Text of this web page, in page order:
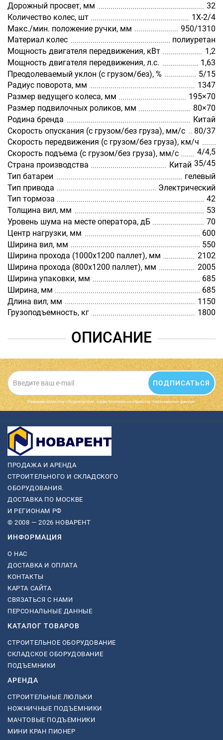
Дорожный просвет, мм
32
Количество колес, шт
1X-2/4
Макс./мин. положение ручки, мм
950/1310
Материал колес
полиуретан
Мощность двигателя передвижения, кВт
1,2
Мощность двигателя передвижения, л.с.
1,63
Преодолеваемый уклон (с грузом/без), %
5/15
Радиус поворота, мм
1347
Размер ведущего колеса, мм
195×70
Размер подвилочных роликов, мм
80×70
Родина бренда
Китай
Скорость опускания (с грузом/без груза), мм/с
80/37
Скорость передвижения (с грузом/без груза), км/ч
4/4,5
Скорость подъема (с грузом/без груза), мм/с
35/45
Страна производства
Китай
Тип батареи
гелевый
Тип привода
Электрический
Тип тормоза
42
Толщина вил, мм
53
Уровень шума на месте оператора, дБ
70
Центр нагрузки, мм
600
Ширина вил, мм
550
Ширина прохода (1000х1200 паллет), мм
2102
Ширина прохода (800х1200 паллет), мм
2005
Ширина упаковки, мм
685
Ширина, мм
685
Длина вил, мм
1150
Грузоподъемность, кг
1800
ОПИСАНИЕ
ПОДПИСАТЬСЯ
Нажимая на кнопку «Подписаться», я даю cогласие на обработку персональных данных.
ПРОДАЖА И АРЕНДА
СТРОИТЕЛЬНОГО И СКЛАДСКОГО
ОБОРУДОВАНИЯ.
ДОСТАВКА ПО МОСКВЕ
И РЕГИОНАМ РФ
© 2008 — 2026 НОВАРЕНТ
ИНФОРМАЦИЯ
О НАС
ДОСТАВКА И ОПЛАТА
КОНТАКТЫ
КАРТА САЙТА
СВЯЗАТЬСЯ С НАМИ
ПЕРСОНАЛЬНЫЕ ДАННЫЕ
КАТАЛОГ ТОВАРОВ
СТРОИТЕЛЬНОЕ ОБОРУДОВАНИЕ
СКЛАДСКОЕ ОБОРУДОВАНИЕ
ПОДЪЕМНИКИ
АРЕНДА
СТРОИТЕЛЬНЫЕ ЛЮЛЬКИ
НОЖНИЧНЫЕ ПОДЪЕМНИКИ
МАЧТОВЫЕ ПОДЪЕМНИКИ
МИНИ КРАН ПИОНЕР